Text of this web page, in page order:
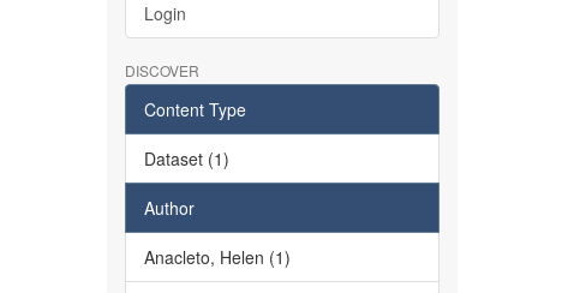
Login
DISCOVER
Content Type
Dataset (1)
Author
Anacleto, Helen (1)